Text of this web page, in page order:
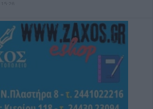
Υποψηφιοτήτων στο
Περιβάλλοντος» (2026–
την Πέμπτη (6/8) στις Τ.Κ.
Θραψιμίου,
Βαθύλακκου και Ρεντίνας